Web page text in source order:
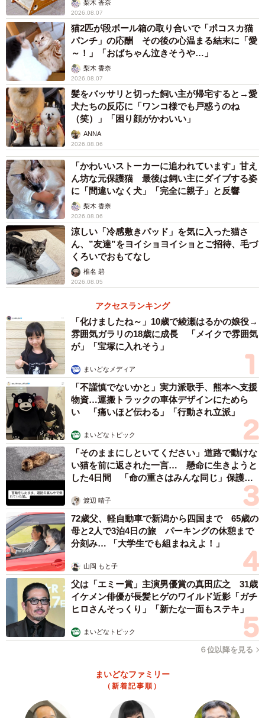
梨木 香奈
2026.08.07
猫2匹が段ボール箱の取り合いで「ポコスカ猫
パンチ」の応酬 その後の心温まる結末に「愛
～！」「おばちゃん泣きそうや…」
梨木 香奈
2026.08.07
髪をバッサリと切った飼い主が帰宅すると→愛
犬たちの反応に「ワンコ様でも戸惑うのね
（笑）」「困り顔がかわいい」
ANNA
2026.08.06
「かわいいストーカーに追われています」甘え
ん坊な元保護猫 最後は飼い主にダイブする姿
に「間違いなく犬」「完全に親子」と反響
梨木 香奈
2026.08.06
涼しい「冷感敷きパッド」を気に入った猫さ
ん、”友達”をヨイショヨイショとご招待、毛づ
くろいでおもてなし
椎名 碧
2026.08.05
アクセスランキング
「化けましたね～」10歳で綾瀬はるかの娘役→
雰囲気ガラリの18歳に成長 「メイクで雰囲気
が」「宝塚に入れそう」
まいどなメディア
「不謹慎でないかと」実力派歌手、熊本へ支援
物資…運搬トラックの車体デザインにためら
い 「痛いほど伝わる」「行動され立派」
まいどなトピック
「そのままにしといてください」道路で動けな
い猫を前に返された一言… 懸命に生きようと
した4日間 「命の重さはみんな同じ」保護団
渡辺 晴子
72歳父、軽自動車で新潟から四国まで 65歳の
母と2人で3泊4日の旅 パーキングの休憩まで
分刻み… 「大学生でも組まねえよ！」
山岡 もと子
父は「エミー賞」主演男優賞の真田広之 31歳
イケメン俳優が長髪ヒゲのワイルド近影「ガチ
ヒロさんそっくり」「新たな一面もステキ」
まいどなトピック
６位以降を見る
まいどなファミリー
（新着記事順）